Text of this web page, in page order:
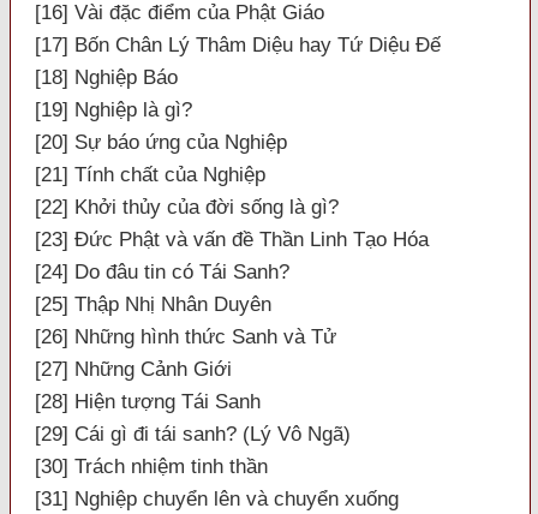
[16] Vài đặc điểm của Phật Giáo
[17] Bốn Chân Lý Thâm Diệu hay Tứ Diệu Đế
[18] Nghiệp Báo
[19] Nghiệp là gì?
[20] Sự báo ứng của Nghiệp
[21] Tính chất của Nghiệp
[22] Khởi thủy của đời sống là gì?
[23] Đức Phật và vấn đề Thần Linh Tạo Hóa
[24] Do đâu tin có Tái Sanh?
[25] Thập Nhị Nhân Duyên
[26] Những hình thức Sanh và Tử
[27] Những Cảnh Giới
[28] Hiện tượng Tái Sanh
[29] Cái gì đi tái sanh? (Lý Vô Ngã)
[30] Trách nhiệm tinh thần
[31] Nghiệp chuyển lên và chuyển xuống